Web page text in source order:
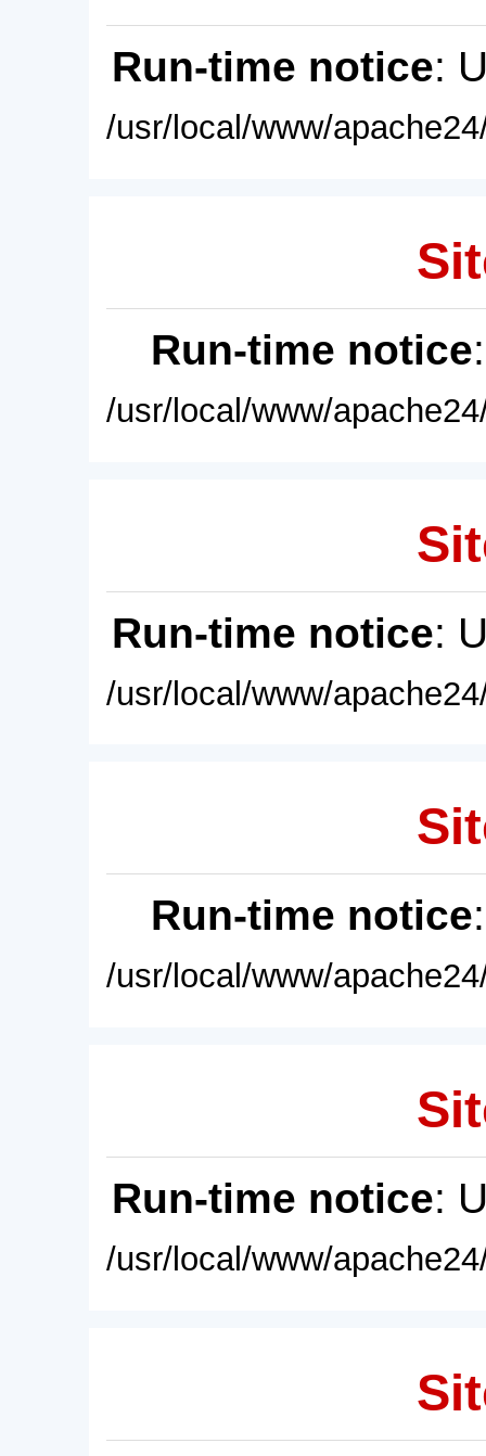
Run-time notice:
/usr/local/www/
Run-time notice
/usr/local/www/
Run-time notice:
/usr/local/www/
Run-time notice
/usr/local/www/
Run-time notice:
/usr/local/www/